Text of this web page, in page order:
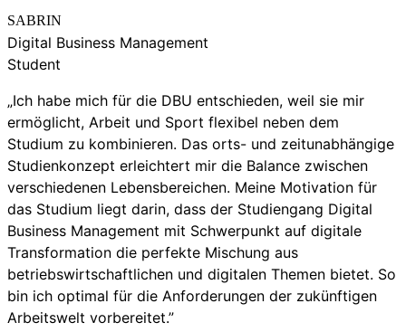
SABRIN
Digital Business Management
Student
„Ich habe mich für die DBU entschieden, weil sie mir
ermöglicht, Arbeit und Sport flexibel neben dem
Studium zu kombinieren. Das orts- und zeitunabhängige
Studienkonzept erleichtert mir die Balance zwischen
verschiedenen Lebensbereichen. Meine Motivation für
das Studium liegt darin, dass der Studiengang Digital
Business Management mit Schwerpunkt auf digitale
Transformation die perfekte Mischung aus
betriebswirtschaftlichen und digitalen Themen bietet. So
bin ich optimal für die Anforderungen der zukünftigen
Arbeitswelt vorbereitet.”